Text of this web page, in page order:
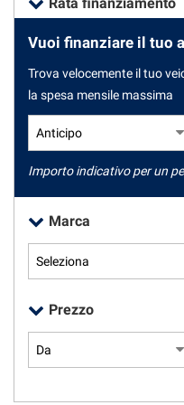
CONTATTI
NEWS
NEWS
Vuoi finanziare il tuo
Trova velocemente il tuo
la spesa mensile massima
Importo indicativo per un
Marca
Prezzo
tracciamento
adottiamo
offrire
le
funzionalità
svolgere
le
seguito
descritte.
Per
ottenere
informazioni
sull'utilità
sul